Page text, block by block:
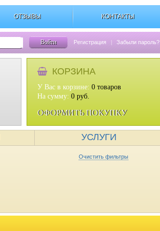
ОТЗЫВЫ КОНТАКТЫ
Войти Регистрация | Забыли пароль?
КОРЗИНА
У Вас в корзине: 0 товаров
На сумму: 0 руб.
ОФОРМИТЬ ПОКУПКУ
УСЛУГИ
Очистить фильтры